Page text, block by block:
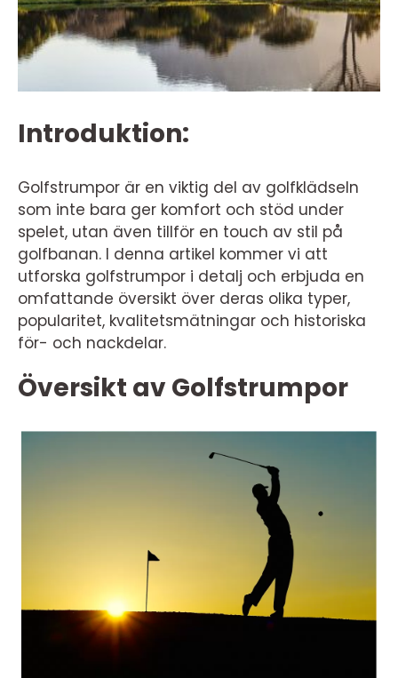
Introduktion:
Golfstrumpor är en viktig del av golfklädseln
som inte bara ger komfort och stöd under
spelet, utan även tillför en touch av stil på
golfbanan. I denna artikel kommer vi att
utforska golfstrumpor i detalj och erbjuda en
omfattande översikt över deras olika typer,
popularitet, kvalitetsmätningar och historiska
för- och nackdelar.
Översikt av Golfstrumpor